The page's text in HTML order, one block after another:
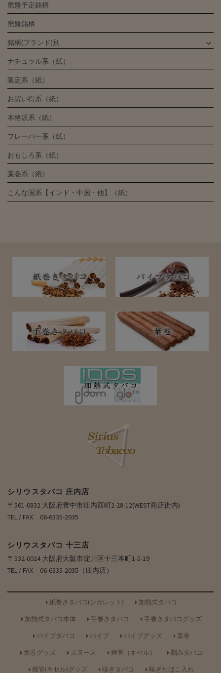
廃盤予定銘柄
廃盤銘柄
銘柄(ブランド)別
ナチュラル系（紙）
限定系（紙）
お買い得系（紙）
本格派系（紙）
フレーバー系（紙）
おもしろ系（紙）
葉巻系（紙）
こんな国系【インド・中国・他】（紙）
シリウスタバコ 庄内店
〒561-0832 大阪府豊中市庄内西町2-28-12(WEST商店街内)
TEL / FAX 06-6335-2035
シリウスタバコ 十三店
〒532-0024 大阪府大阪市淀川区十三本町1-5-19
TEL / FAX 06-6335-2035（庄内店）
紙巻きタバコ(シガレット)
加熱式タバコ
加熱式タバコ本体
手巻きタバコ
手巻きタバコグッズ
パイプタバコ
パイプ パイプグッズ
葉巻
葉巻グッズ
スヌース 煙管（キセル）
刻みタバコ
煙管(キセル)グッズ
嗅ぎタバコ 嗅ぎたばこ入れ